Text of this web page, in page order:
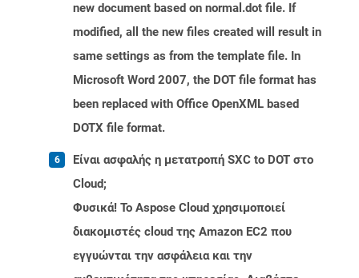
new document based on normal.dot file. If
modified, all the new files created will result in
same settings as from the template file. In
Microsoft Word 2007, the DOT file format has
been replaced with Office OpenXML based
DOTX file format.
Είναι ασφαλής η μετατροπή SXC to DOT στο
Cloud;
Φυσικά! Το Aspose Cloud χρησιμοποιεί
διακομιστές cloud της Amazon EC2 που
εγγυώνται την ασφάλεια και την